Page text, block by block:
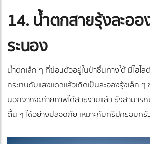
14. น้ำตกสายรุ้งละออ
ระนอง
น้ำตกเล็ก ๆ ที่ซ่อนตัวอยู่ในป่าชื้นทางใต้ มีไฮไล
กระทบกับแสงแดดแล้วเกิดเป็นละอองรุ้งเล็ก ๆ
นอกจากจะถ่ายภาพได้สวยงามแล้ว ยังสามาร
ตื้น ๆ ได้อย่างปลอดภัย เหมาะกับทริปครอบครั